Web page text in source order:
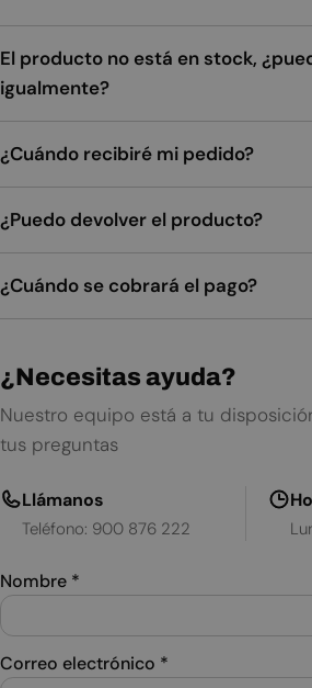
El producto no está en stock,
igualmente?
¿Cuándo recibiré mi pedido?
¿Puedo devolver el producto?
¿Cuándo se cobrará el pago?
¿Necesitas ayuda?
Nuestro equipo está a tu
tus preguntas
Llámanos
Teléfono: 900 876 222
Nombre *
Correo electrónico *